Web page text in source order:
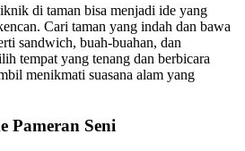
di taman bisa menjadi ide yang
Cari taman yang indah dan bawa
sandwich, buah-buahan, dan
tempat yang tenang dan berbicara
menikmati suasana alam yang
Pameran Seni